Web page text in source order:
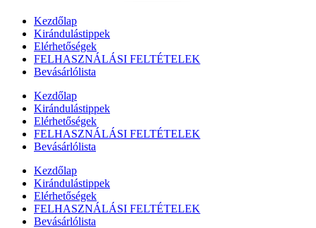
Kezdőlap
Kirándulástippek
Elérhetőségek
FELHASZNÁLÁSI FELTÉTELEK
Bevásárlólista
Kezdőlap
Kirándulástippek
Elérhetőségek
FELHASZNÁLÁSI FELTÉTELEK
Bevásárlólista
Kezdőlap
Kirándulástippek
Elérhetőségek
FELHASZNÁLÁSI FELTÉTELEK
Bevásárlólista